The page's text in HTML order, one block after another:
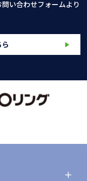
い合わせフォームより